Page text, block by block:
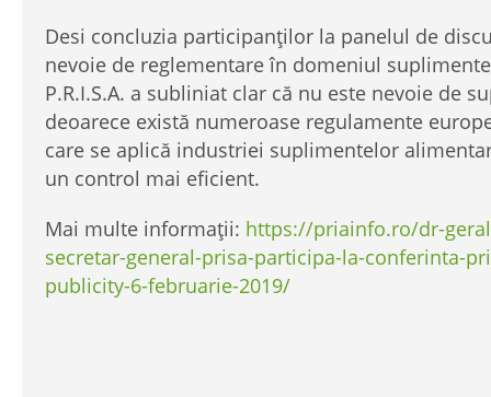
Desi concluzia participanților la panelul de
nevoie de reglementare în domeniul
P.R.I.S.A. a subliniat clar că nu este nevoie de
deoarece există numeroase regulamente
care se aplică industriei suplimentelor
un control mai eficient.
Mai multe informații: https://priainfo.ro/dr-
secretar-general-prisa-participa-la-conferinta-
publicity-6-februarie-2019/